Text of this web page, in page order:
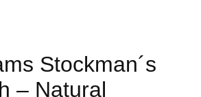
Stockman´s
– Natural